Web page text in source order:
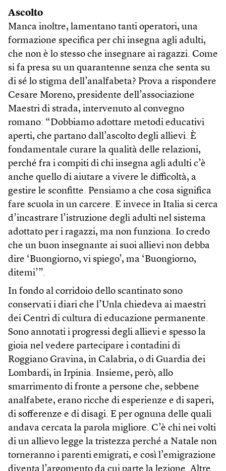
Ascolto
Manca inoltre, lamentano tanti operatori, una
formazione specifica per chi insegna agli adulti,
che non è lo stesso che insegnare ai ragazzi. Come
si fa presa su un quarantenne senza che senta su
di sé lo stigma dell’analfabeta? Prova a rispondere
Cesare Moreno, presidente dell’associazione
Maestri di strada, intervenuto al convegno
romano: “Dobbiamo adottare metodi educativi
aperti, che partano dall’ascolto degli allievi. È
fondamentale curare la qualità delle relazioni,
perché fra i compiti di chi insegna agli adulti c’è
anche quello di aiutare a vivere le difficoltà, a
gestire le sconfitte. Pensiamo a che cosa significa
fare scuola in un carcere. E invece in Italia si cerca
d’incastrare l’istruzione degli adulti nel sistema
adottato per i ragazzi, ma non funziona. Io credo
che un buon insegnante ai suoi allievi non debba
dire ‘Buongiorno, vi spiego’, ma ‘Buongiorno,
ditemi’”.
In fondo al corridoio dello scantinato sono
conservati i diari che l’Unla chiedeva ai maestri
dei Centri di cultura di educazione permanente.
Sono annotati i progressi degli allievi e spesso la
gioia nel vedere partecipare i contadini di
Roggiano Gravina, in Calabria, o di Guardia dei
Lombardi, in Irpinia. Insieme, però, allo
smarrimento di fronte a persone che, sebbene
analfabete, erano ricche di esperienze e di saperi,
di sofferenze e di disagi. E per ognuna delle quali
andava cercata la parola migliore. C’è chi nei volti
di un allievo legge la tristezza perché a Natale non
torneranno i parenti emigrati, e così l’emigrazione
diventa l’argomento da cui parte la lezione. Altre